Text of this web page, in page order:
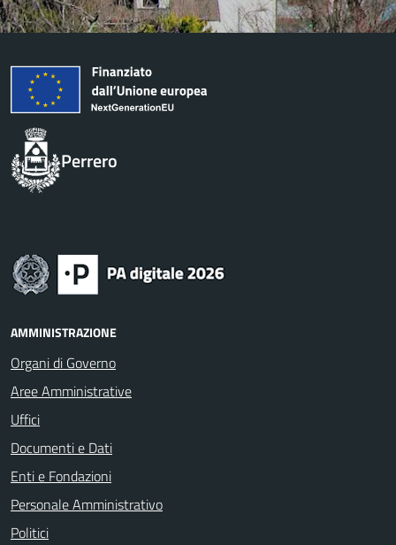
Perrero
AMMINISTRAZIONE
Organi di Governo
Aree Amministrative
Uffici
Documenti e Dati
Enti e Fondazioni
Personale Amministrativo
Politici